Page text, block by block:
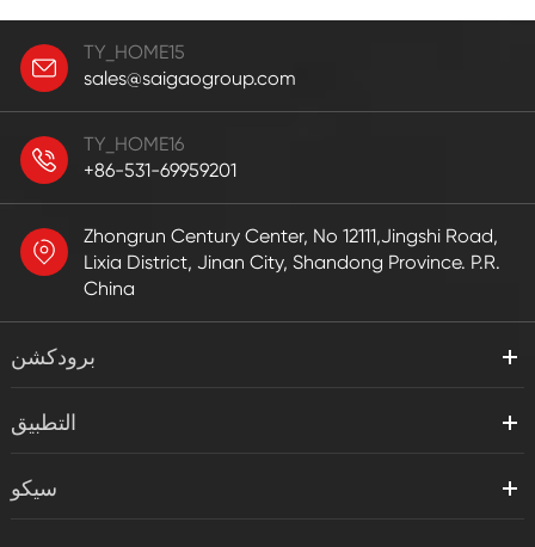
TY_HOME15
sales@saigaogroup.com
TY_HOME16
+86-531-69959201
Zhongrun Century Center, No 12111,Jingshi Road,
Lixia District, Jinan City, Shandong Province. P.R.
China
برودكشن
التطبيق
سيكو